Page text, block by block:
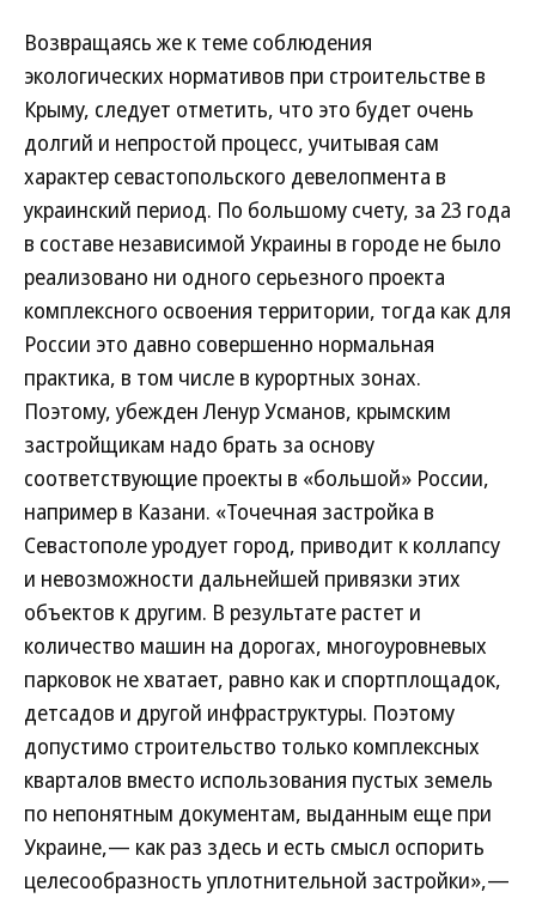
Возвращаясь же к теме соблюдения
экологических нормативов при строительстве в
Крыму, следует отметить, что это будет очень
долгий и непростой процесс, учитывая сам
характер севастопольского девелопмента в
украинский период. По большому счету, за 23 года
в составе независимой Украины в городе не было
реализовано ни одного серьезного проекта
комплексного освоения территории, тогда как для
России это давно совершенно нормальная
практика, в том числе в курортных зонах.
Поэтому, убежден Ленур Усманов, крымским
застройщикам надо брать за основу
соответствующие проекты в «большой» России,
например в Казани. «Точечная застройка в
Севастополе уродует город, приводит к коллапсу
и невозможности дальнейшей привязки этих
объектов к другим. В результате растет и
количество машин на дорогах, многоуровневых
парковок не хватает, равно как и спортплощадок,
детсадов и другой инфраструктуры. Поэтому
допустимо строительство только комплексных
кварталов вместо использования пустых земель
по непонятным документам, выданным еще при
Украине,— как раз здесь и есть смысл оспорить
целесообразность уплотнительной застройки»,—